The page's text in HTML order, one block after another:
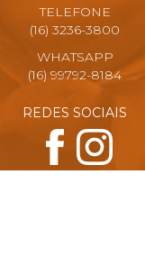
TELEFONE
(16) 3236-3800
WHATSAPP
(16) 99792-8184
REDES SOCIAIS